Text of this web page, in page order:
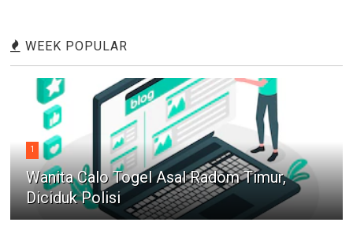
WEEK POPULAR
1
Wanita Calo Togel Asal Radom Timur,
Diciduk Polisi